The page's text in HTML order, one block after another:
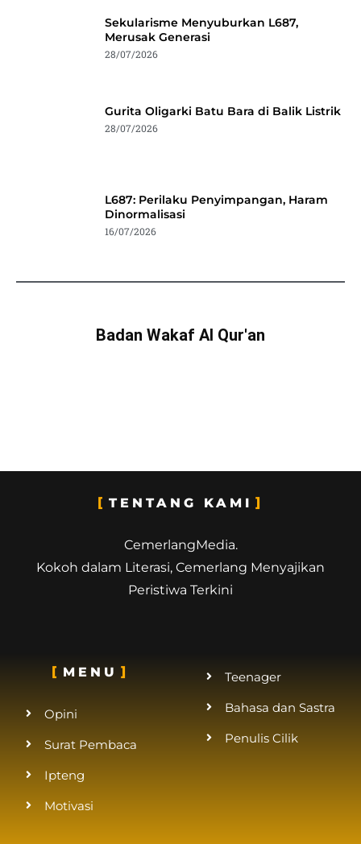
Sekularisme Menyuburkan L687,
Merusak Generasi
28/07/2026
Gurita Oligarki Batu Bara di Balik Listrik
28/07/2026
L687: Perilaku Penyimpangan, Haram
Dinormalisasi
16/07/2026
Badan Wakaf Al Qur'an
TENTANG KAMI
CemerlangMedia.
Kokoh dalam Literasi, Cemerlang Menyajikan
Peristiwa Terkini
MENU
Opini
Surat Pembaca
Ipteng
Motivasi
Teenager
Bahasa dan Sastra
Penulis Cilik